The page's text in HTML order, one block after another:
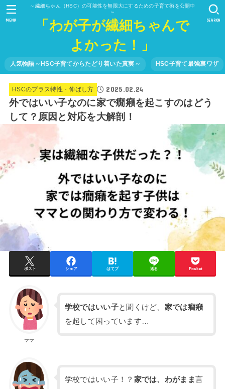
～繊細ちゃん（HSC）の可能性を無限大にするための子育て術を公開中
～
「わが子が繊細ちゃんで
よかった！」
人気物語～HSC子育てからたどり着いた真実～ HSC子育て最強裏ワザ
SEARCH
MENU
HSCのプラス特性・伸ばし方 2025.02.24
外ではいい子なのに家で癇癪を起こすのはどう
して？原因と対応を大解剖！
ポスト シェア はてブ 送る Pocket
ママ
学校ではいい子と聞くけど、 家では癇癪
を起して困っています…
学校ではいい子！？ 家では、わがまま言